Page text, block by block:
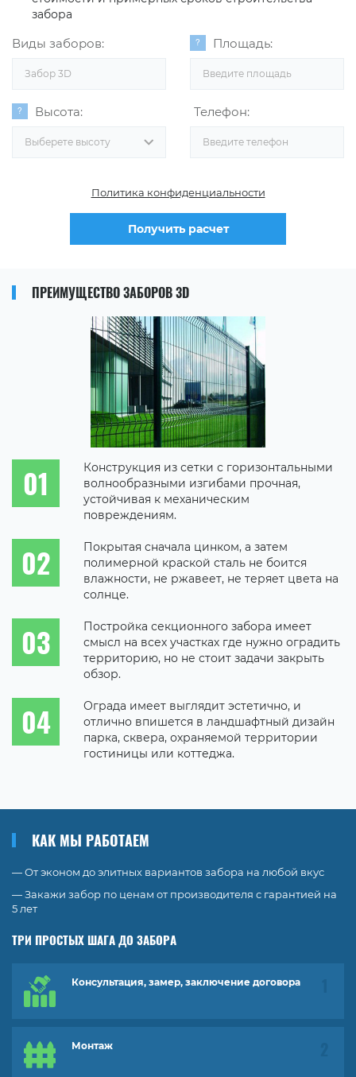
забора
Виды заборов:
Забор 3D
Площадь:
Высота:
Выберете высоту
Телефон:
Политика конфиденциальности
Получить расчет
ПРЕИМУЩЕСТВО ЗАБОРОВ 3D
Конструкция из сетки с горизонтальными
волнообразными изгибами прочная,
устойчивая к механическим
повреждениям.
Покрытая сначала цинком, а затем
полимерной краской сталь не боится
влажности, не ржавеет, не теряет цвета на
солнце.
Постройка секционного забора имеет
смысл на всех участках где нужно оградить
территорию, но не стоит задачи закрыть
обзор.
Ограда имеет выглядит эстетично, и
отлично впишется в ландшафтный дизайн
парка, сквера, охраняемой территории
гостиницы или коттеджа.
КАК МЫ РАБОТАЕМ
— От эконом до элитных вариантов забора на любой вкус
— Закажи забор по ценам от производителя с гарантией на
5 лет
ТРИ ПРОСТЫХ ШАГА ДО ЗАБОРА
Консультация, замер, заключение договора
Монтаж